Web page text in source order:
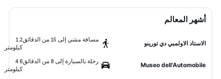
أشهر المعالم
الاستاد الاولمبي دي تورينو
مسافة مشي إلى 15 من الدقائق
1.2
كيلومتر
Museo dell'Automobile
رحلة بالسيارة إلى 8 من الدقائق
4.6
كيلومتر